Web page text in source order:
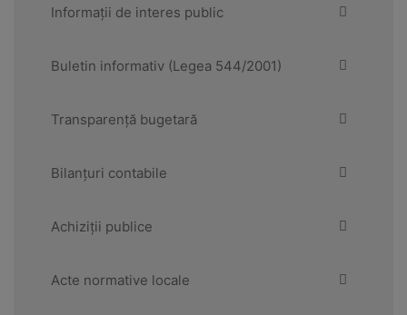
Informații de interes public
Buletin informativ (Legea 544/2001)
Transparență bugetară
Bilanțuri contabile
Achiziții publice
Acte normative locale